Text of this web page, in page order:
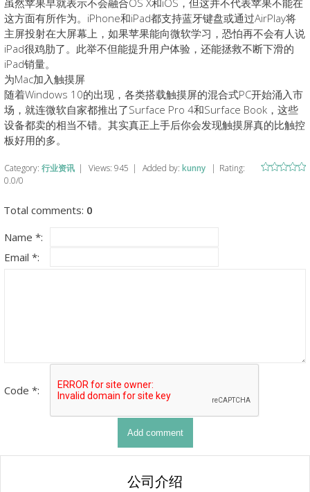
这方面有所作为。iPhone和iPad都支持蓝牙键盘或通过AirPlay将
主屏投射在大屏幕上，如果苹果能向微软学习，恐怕再不会有人说
iPad很鸡肋了。此举不但能提升用户体验，还能拯救不断下滑的
iPad销量。
为Mac加入触摸屏
随着Windows 10的出现，各类搭载触摸屏的混合式PC开始涌入市
场，就连微软自家都推出了Surface Pro 4和Surface Book，这些
设备都卖的相当不错。其实真正上手后你会发现触摸屏真的比触控
板好用的多。
Category: 行业资讯 | Views: 945 | Added by: kunny | Rating:
0.0/0
Total comments: 0
Name *:
Email *:
Code *:
公司介绍